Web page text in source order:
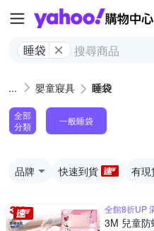
睡袋
嬰童寢具 睡袋
全部
分類
一般睡袋
品牌 快速到貨 有現
全館8折UP
3M 兒童防